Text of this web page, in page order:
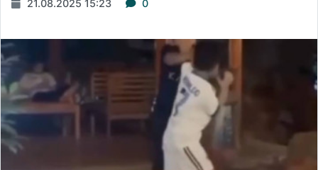
21.08.2025 15:23 0